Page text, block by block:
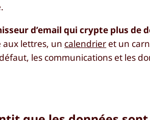
d’email qui crypte plus de
aux lettres, un calendrier et un
les communications et les